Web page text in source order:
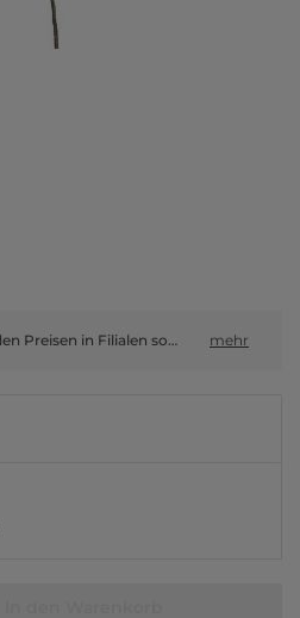
Online-Preise können von den Preisen in Filialen sowie Shop-in-Shop-Flächen abweichen. mehr